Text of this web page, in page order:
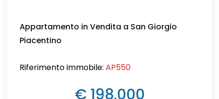
Appartamento in Vendita a San Giorgio
Piacentino
Riferimento immobile: AP550
€ 198.000